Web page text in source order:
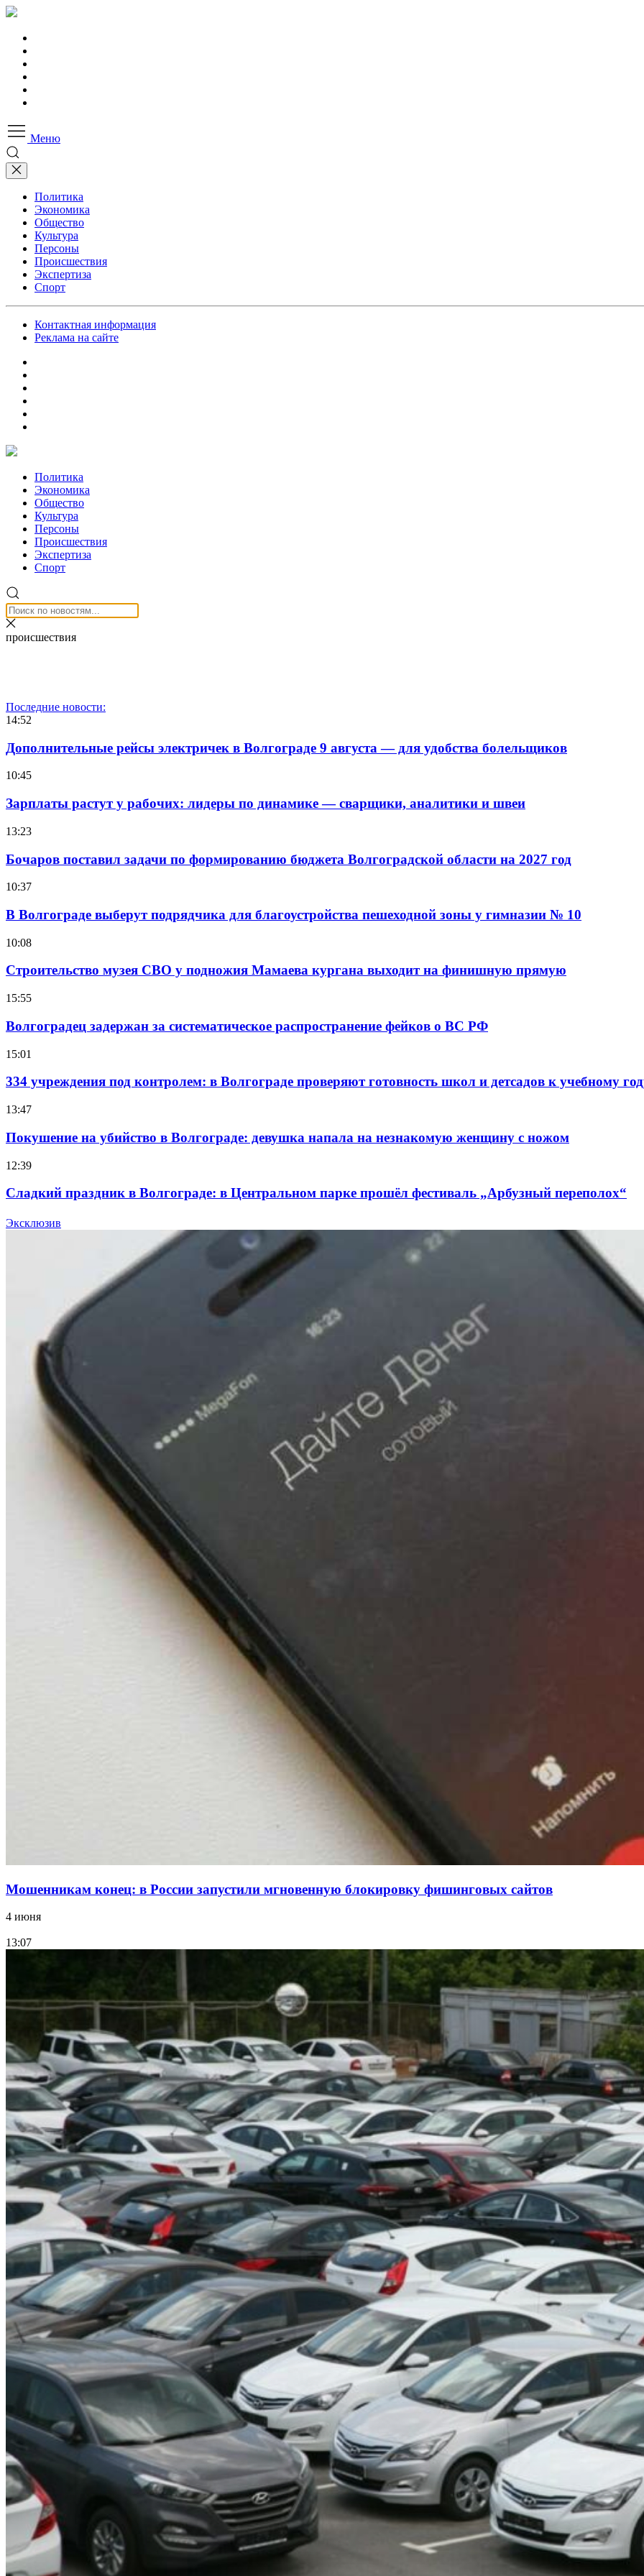
Меню
Политика
Экономика
Общество
Культура
Персоны
Происшествия
Экспертиза
Спорт
Контактная информация
Реклама на сайте
Политика
Экономика
Общество
Культура
Персоны
Происшествия
Экспертиза
Спорт
происшествия
Последние новости:
14:52
Дополнительные рейсы электричек в Волгограде 9 августа — для удобства болельщиков
10:45
Зарплаты растут у рабочих: лидеры по динамике — сварщики, аналитики и швеи
13:23
Бочаров поставил задачи по формированию бюджета Волгоградской области на 2027 год
10:37
В Волгограде выберут подрядчика для благоустройства пешеходной зоны у гимназии № 10
10:08
Строительство музея СВО у подножия Мамаева кургана выходит на финишную прямую
15:55
Волгоградец задержан за систематическое распространение фейков о ВС РФ
15:01
334 учреждения под контролем: в Волгограде проверяют готовность школ и детсадов к учебному
13:47
Покушение на убийство в Волгограде: девушка напала на незнакомую женщину с ножом
12:39
Сладкий праздник в Волгограде: в Центральном парке прошёл фестиваль „Арбузный переполох“
15:10
Волгоградские компании нарастили экспорт: заключены контракты на 3,6 млн долларов
Эксклюзив
Мошенникам конец: в России запустили мгновенную блокировку фишинговых сайтов
4 июня
13:07